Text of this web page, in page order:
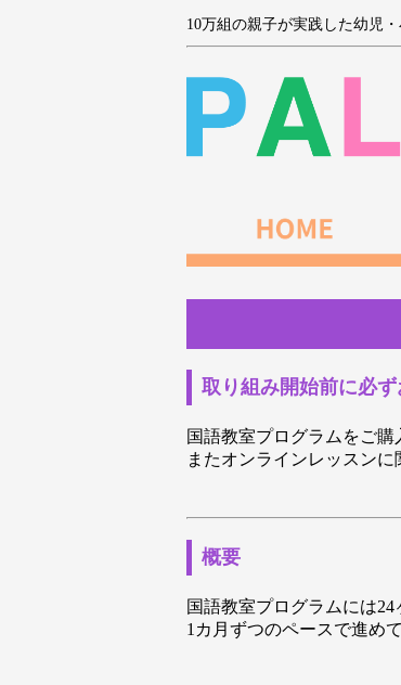
10万組の親子が実践した幼児
取り組み開始前に必ず
国語教室プログラムをご
またオンラインレッスンに
概要
国語教室プログラムには24
1カ月ずつのペースで進め